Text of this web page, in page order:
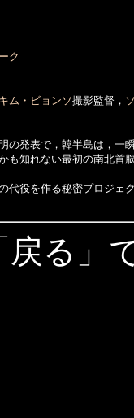
ク
キム・ビョンソ撮影監督，
，韓半島は，一瞬、
い最初の南北首脳会
る秘密プロジェク
戻る」